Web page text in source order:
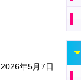
2026年5月7日